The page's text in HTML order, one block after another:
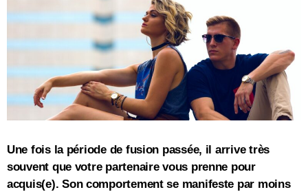
Une fois la période de fusion passée, il arrive très
souvent que votre partenaire vous prenne pour
acquis(e). Son comportement se manifeste par moins